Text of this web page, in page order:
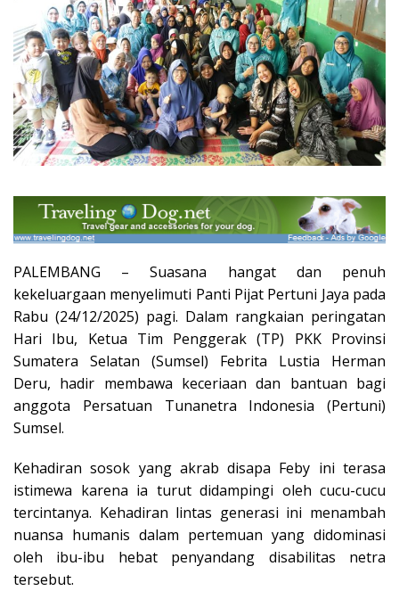
PALEMBANG – Suasana hangat dan penuh
kekeluargaan menyelimuti Panti Pijat Pertuni Jaya pada
Rabu (24/12/2025) pagi. Dalam rangkaian peringatan
Hari Ibu, Ketua Tim Penggerak (TP) PKK Provinsi
Sumatera Selatan (Sumsel) Febrita Lustia Herman
Deru, hadir membawa keceriaan dan bantuan bagi
anggota Persatuan Tunanetra Indonesia (Pertuni)
Sumsel.
Kehadiran sosok yang akrab disapa Feby ini terasa
istimewa karena ia turut didampingi oleh cucu-cucu
tercintanya. Kehadiran lintas generasi ini menambah
nuansa humanis dalam pertemuan yang didominasi
oleh ibu-ibu hebat penyandang disabilitas netra
tersebut.